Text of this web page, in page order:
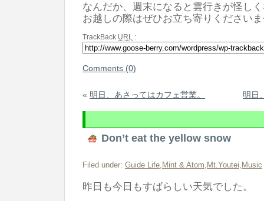
なんだか、週末になると雲行きが怪し
お越しの際はぜひお立ち寄りください
TrackBack URL :
Comments (0)
« 明日、あさってはカフェ営業。 明日
Don’t eat the yellow snow
Filed under: Guide Life Mint & Atom Mt.Youtei Music
昨日も今日もすばらしい天気でした。